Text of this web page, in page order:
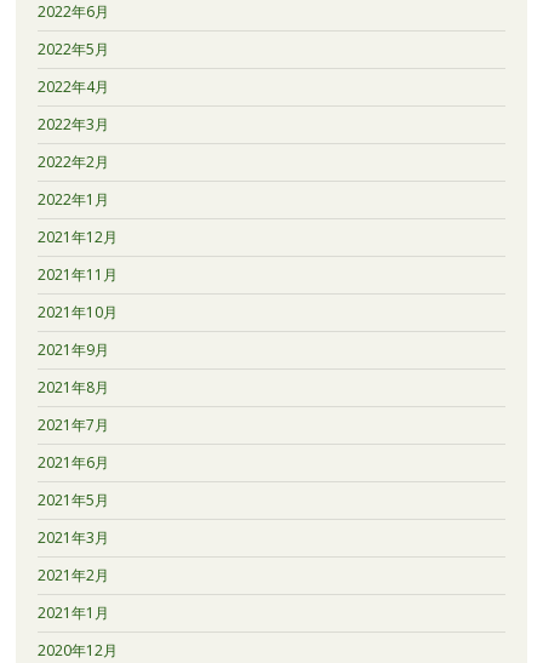
2022年6月
2022年5月
2022年4月
2022年3月
2022年2月
2022年1月
2021年12月
2021年11月
2021年10月
2021年9月
2021年8月
2021年7月
2021年6月
2021年5月
2021年3月
2021年2月
2021年1月
2020年12月